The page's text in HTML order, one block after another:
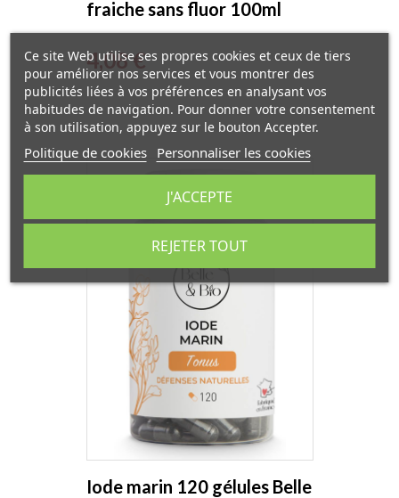
fraiche sans fluor 100ml
Avril
Prix
4,08 €
Iode marin 120 gélules Belle
Ce site Web utilise ses propres cookies et ceux de tiers
pour améliorer nos services et vous montrer des
publicités liées à vos préférences en analysant vos
habitudes de navigation. Pour donner votre consentement
à son utilisation, appuyez sur le bouton Accepter.
Politique de cookies Personnaliser les cookies
REJETER TOUT
J'ACCEPTE